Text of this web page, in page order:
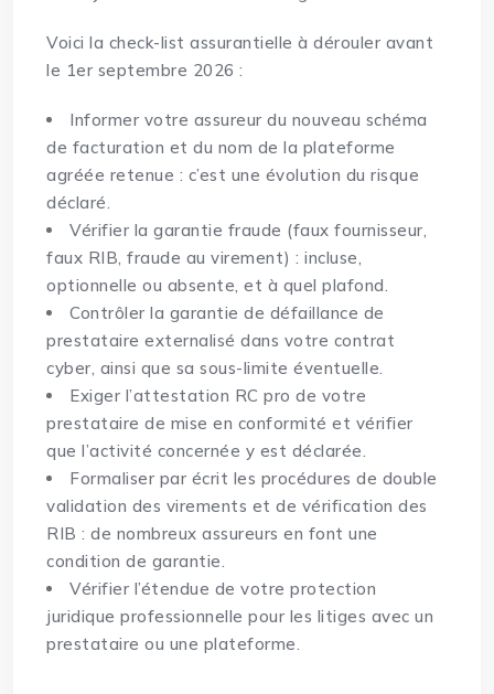
Voici la check-list assurantielle à dérouler avant
le 1er septembre 2026 :
Informer votre assureur du nouveau schéma
de facturation et du nom de la plateforme
agréée retenue : c’est une évolution du risque
déclaré.
Vérifier la garantie fraude (faux fournisseur,
faux RIB, fraude au virement) : incluse,
optionnelle ou absente, et à quel plafond.
Contrôler la garantie de défaillance de
prestataire externalisé dans votre contrat
cyber, ainsi que sa sous-limite éventuelle.
Exiger l’attestation RC pro de votre
prestataire de mise en conformité et vérifier
que l’activité concernée y est déclarée.
Formaliser par écrit les procédures de double
validation des virements et de vérification des
RIB : de nombreux assureurs en font une
condition de garantie.
Vérifier l’étendue de votre protection
juridique professionnelle pour les litiges avec un
prestataire ou une plateforme.